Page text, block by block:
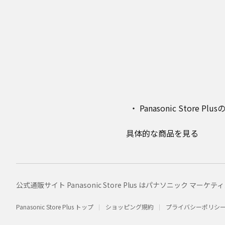
Panasonic Store Plus
具体的な商品を見る
公式通販サイト Panasonic Store Plus はパナソニック マーケテ
Panasonic Store Plus トップ ショッピング規約 プライバシーポリシー